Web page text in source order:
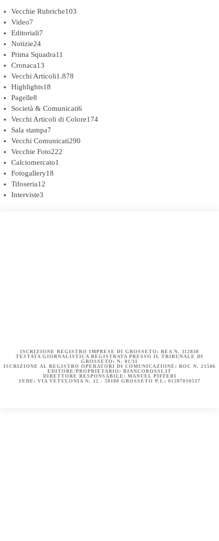
Vecchie Rubriche103
Video7
Editoriali7
Notizie24
Prima Squadra11
Cronaca13
Vecchi Articoli1.878
Highlights18
Pagelle8
Società & Comunicati6
Vecchi Articoli di Colore174
Sala stampa7
Vecchi Comunicati290
Vecchie Foto222
Calciomercato1
Fotogallery18
Tifoseria12
Interviste3
ISCRIZIONE REGISTRO IMPRESE DI GROSSETO: REA N. 112830
TESTATA GIORNALISTICA REGISTRATA PRESSO IL TRIBUNALE DI
GROSSETO: N. 01/11
ISCRIZIONE AL REGISTRO OPERATORI DI COMUNICAZIONE: ROC N. 21506
EDITORE/PROPRIETARIO: BIANCOROSSI.IT
DIRETTORE RESPONSABILE: MANUEL PIFFERI
SEDE: VIA VETULONIA N. 12 - 58100 GROSSETO P.I.: 01207010537